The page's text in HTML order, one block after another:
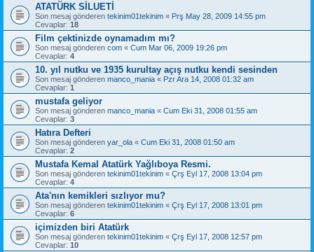
ATATÜRK SİLUETİ
Son mesaj gönderen tekinim01tekinim « Prş May 28, 2009 14:55 pm
Cevaplar: 18
Film çektinizde oynamadım mı?
Son mesaj gönderen com « Cum Mar 06, 2009 19:26 pm
Cevaplar: 4
10. yıl nutku ve 1935 kurultay açış nutku kendi sesinden
Son mesaj gönderen manco_mania « Pzr Ara 14, 2008 01:32 am
Cevaplar: 1
mustafa geliyor
Son mesaj gönderen manco_mania « Cum Eki 31, 2008 01:55 am
Cevaplar: 3
Hatıra Defteri
Son mesaj gönderen yar_ola « Cum Eki 31, 2008 01:50 am
Cevaplar: 2
Mustafa Kemal Atatürk Yağlıboya Resmi.
Son mesaj gönderen tekinim01tekinim « Çrş Eyl 17, 2008 13:04 pm
Cevaplar: 4
Ata'nın kemikleri sızlıyor mu?
Son mesaj gönderen tekinim01tekinim « Çrş Eyl 17, 2008 13:01 pm
Cevaplar: 6
içimizden biri Atatürk
Son mesaj gönderen tekinim01tekinim « Çrş Eyl 17, 2008 12:57 pm
Cevaplar: 10